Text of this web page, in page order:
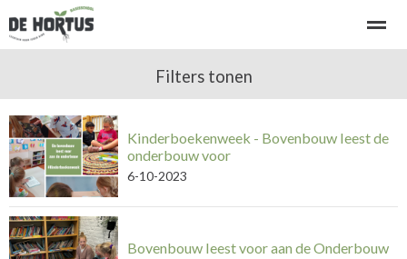
Welkom bij basisschool de Hortus Kennismaken - rondleiding
Home Bellen E-mail Locatie
Filters tonen
Kinderboekenweek - Bovenbouw leest de
onderbouw voor
6-10-2023
Bovenbouw leest voor aan de Onderbouw